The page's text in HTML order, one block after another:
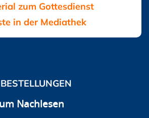
zum Gottesdienst
in der Mediathek
BESTELLUNGEN
Nachlesen